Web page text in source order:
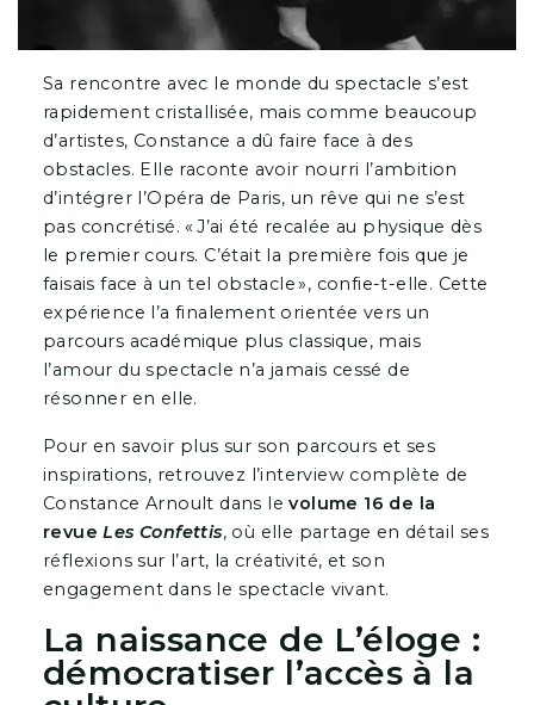
Sa rencontre avec le monde du spectacle s’est
rapidement cristallisée, mais comme beaucoup
d’artistes, Constance a dû faire face à des
obstacles. Elle raconte avoir nourri l’ambition
d’intégrer l’Opéra de Paris, un rêve qui ne s’est
pas concrétisé. « J’ai été recalée au physique dès
le premier cours. C’était la première fois que je
faisais face à un tel obstacle », confie-t-elle. Cette
expérience l’a finalement orientée vers un
parcours académique plus classique, mais
l’amour du spectacle n’a jamais cessé de
résonner en elle.
Pour en savoir plus sur son parcours et ses
inspirations, retrouvez l’interview complète de
Constance Arnoult dans levolume 16 de la
revueLes Confettis, où elle partage en détail ses
réflexions sur l’art, la créativité, et son
engagement dans le spectacle vivant.
La naissance de L’éloge :
démocratiser l’accès à la